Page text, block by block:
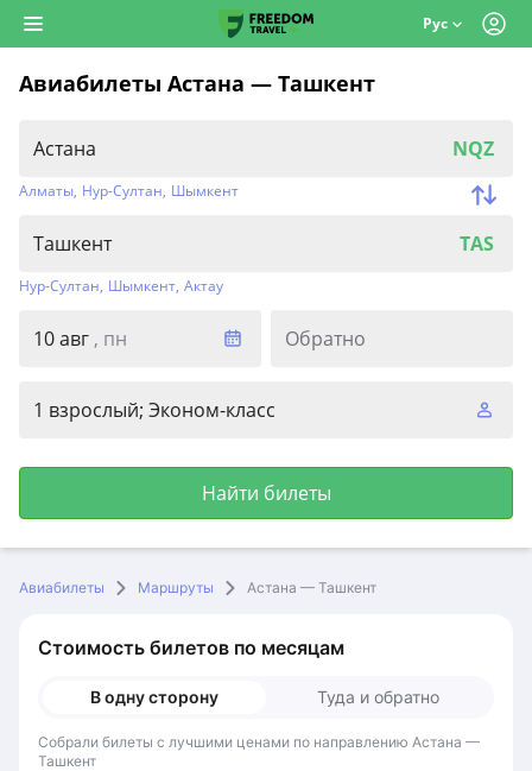
Рус
Авиабилеты Астана — Ташкент
NQZ
Алматы, Нур-Султан, Шымкент
TAS
Нур-Султан, Шымкент, Актау
10 авг , пн Обратно
1 взрослый; Эконом-класс
Найти билеты
Авиабилеты Маршруты Астана — Ташкент
Стоимость билетов по месяцам
В одну сторону Туда и обратно
Собрали билеты с лучшими ценами по направлению Астана —
Ташкент